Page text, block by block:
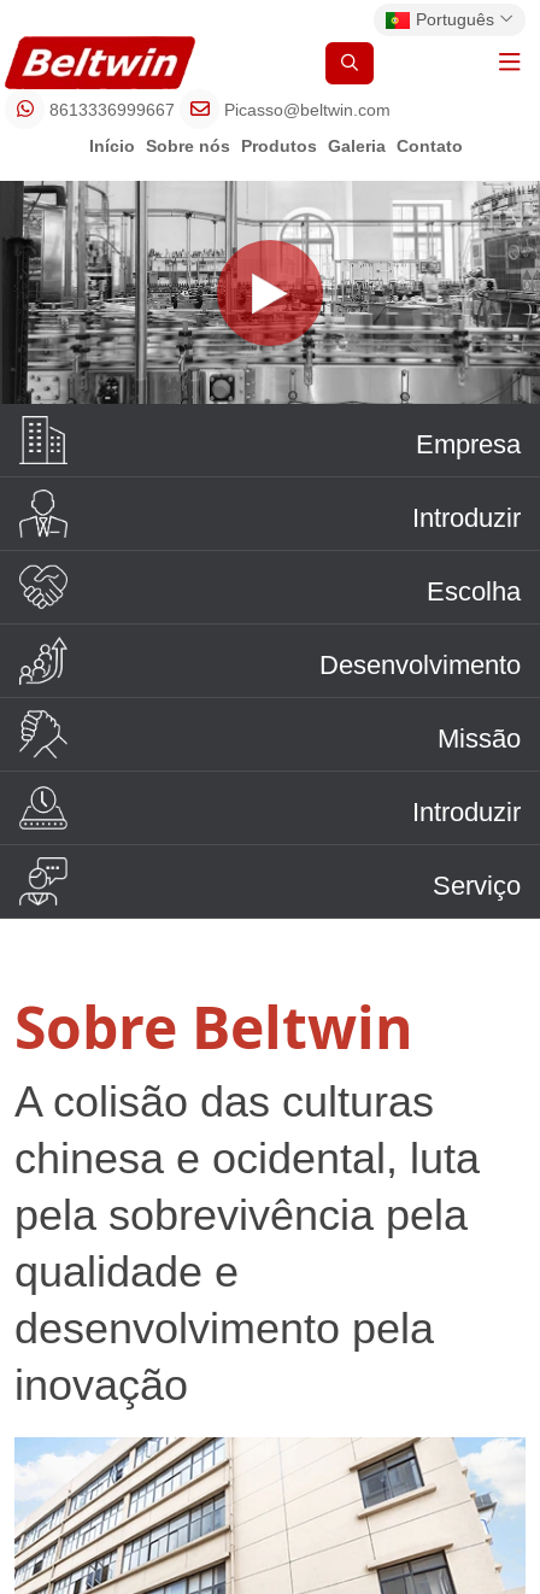
Português
8613336999667
Picasso@beltwin.com
Início
Sobre nós Produtos Galeria Contato
Empresa
Introduzir
Escolha
Desenvolvimento
Missão
Introduzir
Serviço
Sobre Beltwin
A colisão das culturas
chinesa e ocidental, luta
pela sobrevivência pela
qualidade e
desenvolvimento pela
inovação